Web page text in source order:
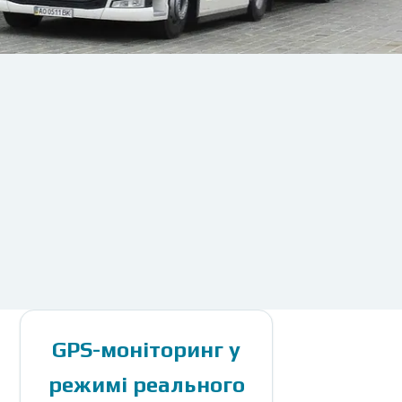
GPS-моніторинг у
режимі реального